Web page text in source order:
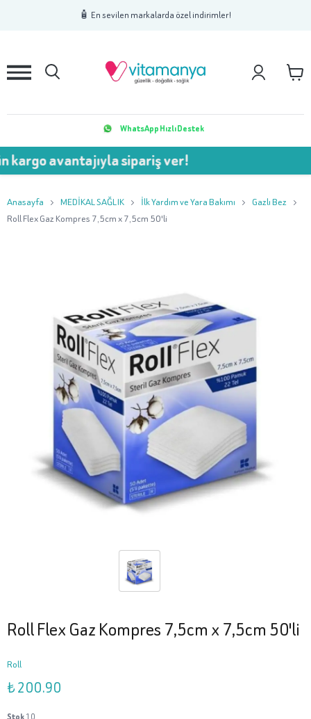
🧴 En sevilen markalarda özel indirimler!
2 3
WhatsApp Hızlı Destek
sipariş ver!
Anasayfa MEDİKAL SAĞLIK İlk Yardım ve Yara Bakımı
Gazlı Bez
Roll Flex Gaz Kompres 7,5cm x 7,5cm 50'li
Roll Flex Gaz Kompres 7,5cm x 7,5cm 50'li
Roll
₺ 200.90